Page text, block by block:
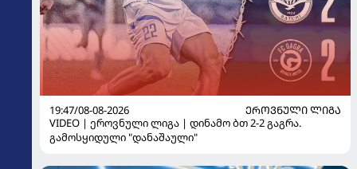
19:47/08-08-2026
ᲔᲠᲝᲕᲜᲣᲚᲘ ᲚᲘᲒᲐ
VIDEO | ეროვნული ლიგა | დინამო ბთ 2-2 გაგრა.
გამოსყიდული "დანაშაული"